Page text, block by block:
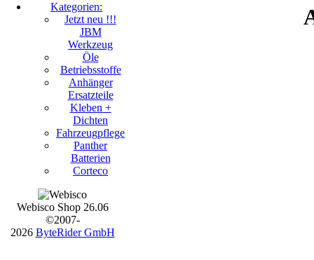
Kategorien:
Jetzt neu !!!
JBM
Werkzeug
Öle
Betriebsstoffe
Anhänger
Ersatzteile
Kleben +
Dichten
Fahrzeugpflege
Panther
Batterien
Corteco
Webisco Shop 26.06
©2007-
2026 ByteRider GmbH